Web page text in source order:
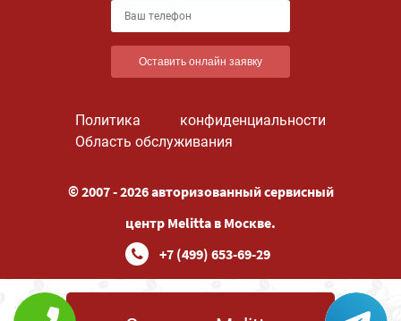
Оставить онлайн заявку
Политика конфиденциальности
Область обслуживания
© 2007 - 2026 авторизованный сервисный
центр Melitta в Москве.
+7 (499) 653-69-29